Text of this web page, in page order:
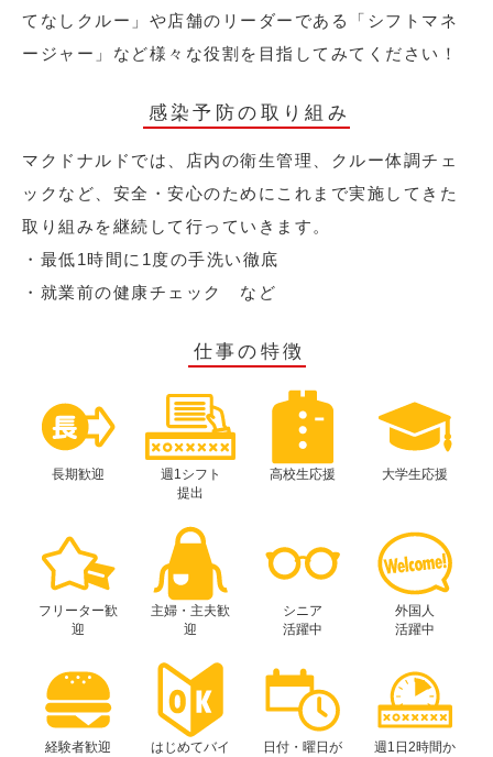
てなしクルー」や店舗のリーダーである「シフトマネ
ージャー」など様々な役割を目指してみてください！
感染予防の取り組み
マクドナルドでは、店内の衛生管理、クルー体調チェ
ックなど、安全・安心のためにこれまで実施してきた
取り組みを継続して行っていきます。
・最低1時間に1度の手洗い徹底
・就業前の健康チェック など
仕事の特徴
長期歓迎
週1シフト
提出
高校生応援 大学生応援
フリーター歓
迎
主婦・主夫歓
迎
シニア
活躍中
外国人
活躍中
経験者歓迎
はじめてバイ
日付・曜日が
週1日2時間か